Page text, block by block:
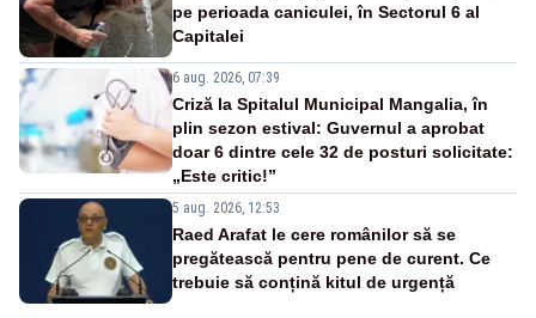
pe perioada caniculei, în Sectorul 6 al
Capitalei
6 aug. 2026, 07:39
Criză la Spitalul Municipal Mangalia, în
plin sezon estival: Guvernul a aprobat
doar 6 dintre cele 32 de posturi solicitate:
„Este critic!”
5 aug. 2026, 12:53
Raed Arafat le cere românilor să se
pregătească pentru pene de curent. Ce
trebuie să conțină kitul de urgență